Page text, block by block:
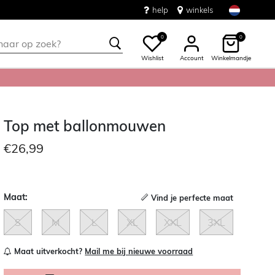
help winkels
0
Wishlist Account
0
Winkelmandje
Top met ballonmouwen
€26,99
Maat: Vind je perfecte maat
S M L XL XXL 3XL
Maat uitverkocht? Mail me bij nieuwe voorraad